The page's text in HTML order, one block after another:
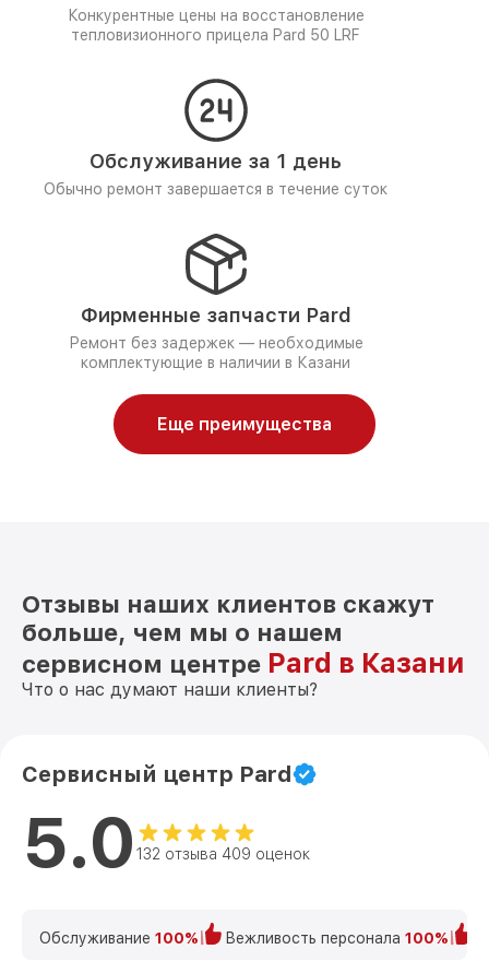
Конкурентные цены на восстановление
тепловизионного прицела Pard 50 LRF
Обслуживание за 1 день
Обычно ремонт завершается в течение суток
Фирменные запчасти Pard
Ремонт без задержек — необходимые
комплектующие в наличии в Казани
Еще преимущества
Отзывы наших клиентов скажут
больше, чем мы о нашем
сервисном центре Pard в Казани
Что о нас думают наши клиенты?
Сервисный центр Pard
5.0 132 отзыва 409 оценок
Обслуживание 100% Вежливость персонала 100%